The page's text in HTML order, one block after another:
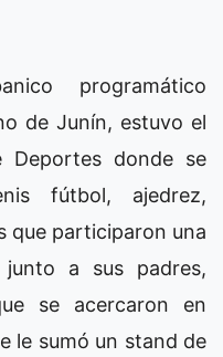
programático
de Junín, estuvo el
Deportes donde se
fútbol, ajedrez,
que participaron una
a sus padres,
se acercaron en
le sumó un stand de